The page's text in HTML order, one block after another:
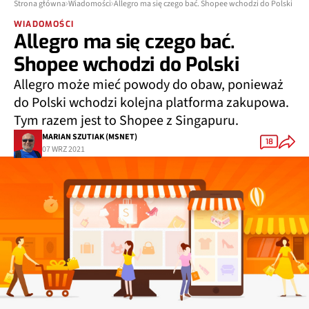
Strona główna Wiadomości Allegro ma się czego bać. Shopee wchodzi do Polski
WIADOMOŚCI
Allegro ma się czego bać.
Shopee wchodzi do Polski
Allegro może mieć powody do obaw, ponieważ
do Polski wchodzi kolejna platforma zakupowa.
Tym razem jest to Shopee z Singapuru.
MARIAN SZUTIAK (MSNET)
07 WRZ 2021
18